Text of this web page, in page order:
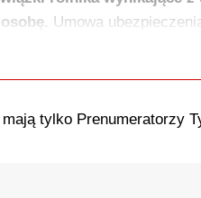
Umowa ubezpieczenia
tylko Prenumeratorzy